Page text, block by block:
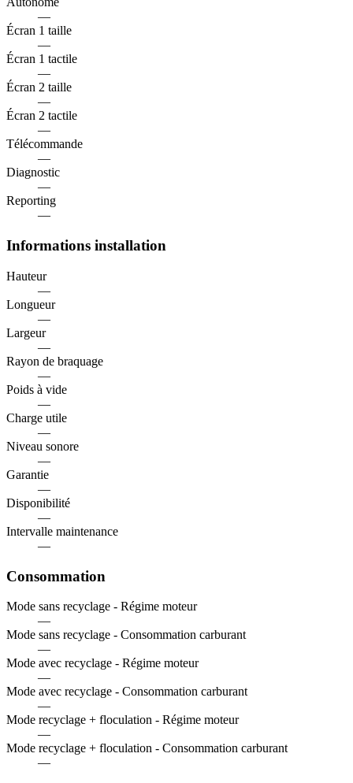
—
Écran 1 taille
—
Écran 1 tactile
—
Écran 2 taille
—
Écran 2 tactile
—
Télécommande
—
Diagnostic
—
Reporting
—
Informations installation
Hauteur
—
Longueur
—
Largeur
—
Rayon de braquage
—
Poids à vide
—
Charge utile
—
Niveau sonore
—
Garantie
—
Disponibilité
—
Intervalle maintenance
—
Consommation
Mode sans recyclage - Régime moteur
—
Mode sans recyclage - Consommation carburant
—
Mode avec recyclage - Régime moteur
—
Mode avec recyclage - Consommation carburant
—
Mode recyclage + floculation - Régime moteur
—
Mode recyclage + floculation - Consommation carburant
—